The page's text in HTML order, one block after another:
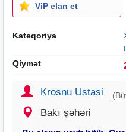
ViP elan et
Kateqoriya
Qiymət
Krosnu Ustasi
Bakı şəhəri